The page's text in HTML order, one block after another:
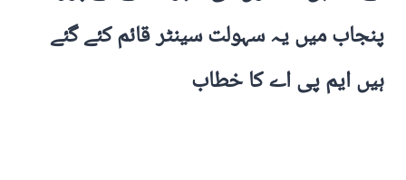
پنجاب میں یہ سہولت سینٹر قائم کئے گئے
ہیں ایم پی اے کا خطاب